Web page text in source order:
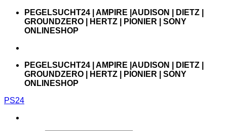
Zum
springen
PEGELSUCHT24 | AMPIRE |AUDISON | DIETZ |
GROUNDZERO | HERTZ | PIONIER | SONY
ONLINESHOP
PEGELSUCHT24 | AMPIRE |AUDISON | DIETZ |
GROUNDZERO | HERTZ | PIONIER | SONY
ONLINESHOP
PS24